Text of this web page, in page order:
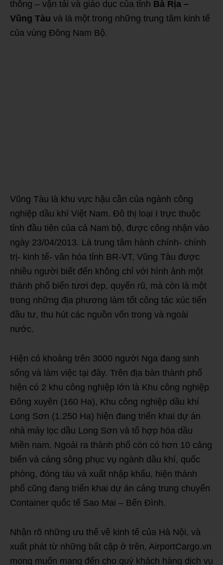
thông – vận tải và giáo dục của tỉnh Bà Rịa –
Vũng Tàu và là một trong những trung tâm kinh tế
của vùng Đông Nam Bộ.
Vũng Tàu là khu vực hậu cần của ngành công
nghiệp dầu khí Việt Nam. Đô thị loại I trực thuộc
tỉnh đầu tiên của cả Nam bộ, được công nhận vào
ngày 23/04/2013. Là trung tâm hành chính- chính
trị- kinh tế- văn hóa tỉnh BR-VT, Vũng Tàu được
nhiều người biết đến không chỉ với hình ảnh một
thành phố biển tươi đẹp, quyến rũ, mà còn là một
trong những địa phương làm tốt công tác xúc tiến
đầu tư, thu hút các nguồn vốn trong và ngoài
nước.
Hiện có khoảng trên 3000 người Nga đang sinh
sống và làm việc tại đây. Trên địa bàn thành phố
hiện có 2 khu công nghiệp lớn là Khu công nghiệp
Đông xuyên (160 Ha), Khu công nghiệp dầu khí
Long Sơn (1.250 Ha) hiện đang triển khai dự án
nhà máy lọc dầu Long Sơn và tổ hợp hóa dầu
Miền nam. Ngoài ra thành phố còn có hơn 10 cảng
biển và cảng sông phục vụ ngành dầu khí, quốc
phòng, đóng tàu và xuất nhập khẩu, hiện thành
phố cũng đang triển khai dự án cảng trung chuyển
Container quốc tế Sao Mai – Bến Đình.
Nhận rõ những ưu thế về kinh tế của Hà Nội, và
xuất phát từ những bất cập ở trên, AirportCargo.vn
mong muốn mang đến cho quý khách hàng dịch vụ